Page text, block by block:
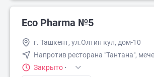
Eco Pharma №5
г. Ташкент, ул.Олтин кул, дом-10
Напротив ресторана "Тантана",
Закрыто ·